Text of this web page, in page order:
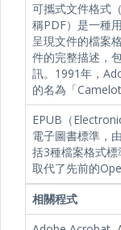
可攜式文件格式
稱PDF）是一種
呈現文件的檔案
件的完整描述，
訊。1991年，
的名為「
EPUB（
電子圖書標準，
括3種檔案格式
取代了先前的
相關程式